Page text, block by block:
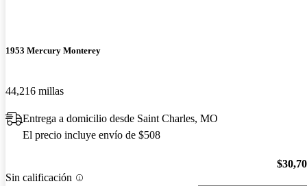
1953 Mercury Monterey
44,216 millas
Entrega a domicilio desde Saint Charles, MO
El precio incluye envío de $508
Sin calificación